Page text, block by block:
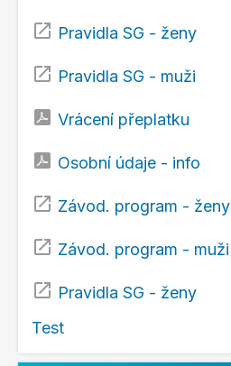
Pravidla SG - ženy
Pravidla SG - muži
Vrácení přeplatku
Osobní údaje - info
Závod. program - ženy
Závod. program - muži
Pravidla SG - ženy
Test